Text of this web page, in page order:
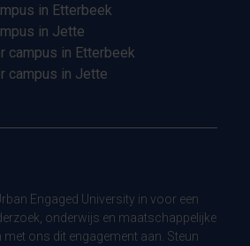
in Etterbeek
in Jette
campus in Etterbeek
campus in Jette
Engaged University in voor een
onderwijs en maatschappelijke
ons dit engagement aan. Steun